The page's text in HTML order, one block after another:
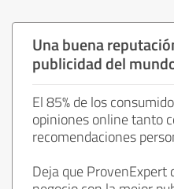
Una buena
publicidad del
El 85% de los
opiniones online tanto
recomendaciones
Deja que ProvenExpert